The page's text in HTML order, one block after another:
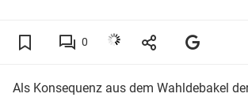
0
Als Konsequenz aus dem Wahldebakel